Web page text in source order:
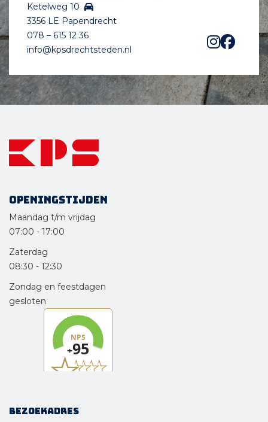
Ketelweg 10
3356 LE Papendrecht
078 – 615 12 36
info@kpsdrechtsteden.nl
Openingstijden
Maandag t/m vrijdag
07:00 - 17:00
Zaterdag
08:30 - 12:30
Zondag en feestdagen
gesloten
Bezoekadres